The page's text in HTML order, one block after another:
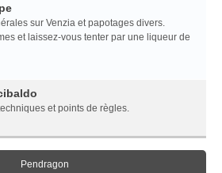
sur Venzia et papotages divers.
et laissez-vous tenter par une liqueur de
et points de règles.
Pendragon